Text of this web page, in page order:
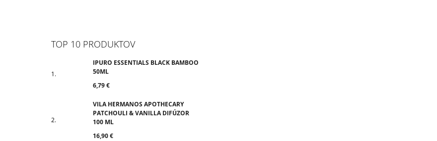
TOP 10 PRODUKTOV
IPURO ESSENTIALS BLACK BAMBOO
50ML
6,79 €
VILA HERMANOS APOTHECARY
PATCHOULI & VANILLA DIFÚZOR
100 ML
16,90 €